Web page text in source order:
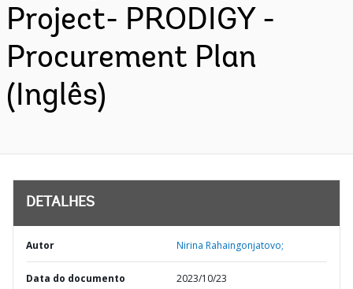
Project- PRODIGY -
Procurement Plan
(Inglês)
DETALHES
Autor Nirina Rahaingonjatovo;
Data do documento 2023/10/23